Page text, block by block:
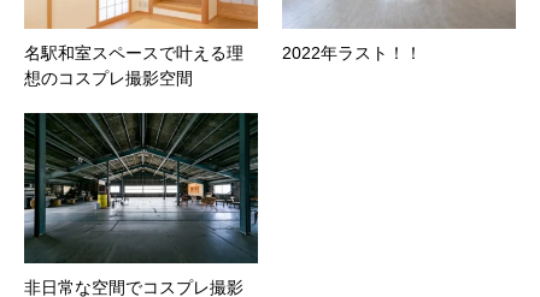
名駅和室スペースで叶える理
想のコスプレ撮影空間
2022年ラスト！！
非日常な空間でコスプレ撮影